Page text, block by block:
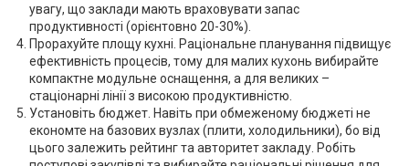
увагу, що заклади мають враховувати запас
продуктивності (орієнтовно 20-30%).
Прорахуйте площу кухні. Раціональне планування підвищує
ефективність процесів, тому для малих кухонь вибирайте
компактне модульне оснащення, а для великих –
стаціонарні лінії з високою продуктивністю.
Установіть бюджет. Навіть при обмеженому бюджеті не
економте на базових вузлах (плити, холодильники), бо від
цього залежить рейтинг та авторитет закладу. Робіть